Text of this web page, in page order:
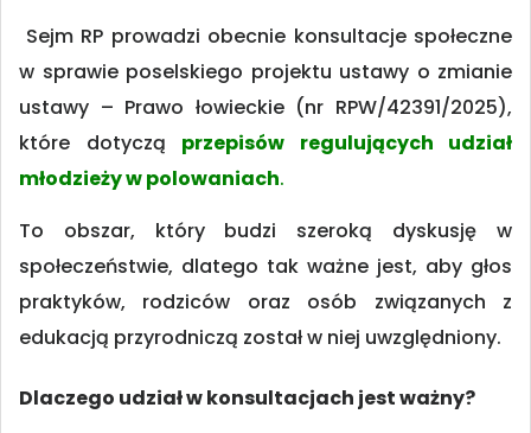
Sejm RP prowadzi obecnie konsultacje społeczne
w sprawie poselskiego projektu ustawy o zmianie
ustawy – Prawo łowieckie (nr RPW/42391/2025),
które dotyczą przepisów regulujących udział
młodzieży w polowaniach.
To obszar, który budzi szeroką dyskusję w
społeczeństwie, dlatego tak ważne jest, aby głos
praktyków, rodziców oraz osób związanych z
edukacją przyrodniczą został w niej uwzględniony.
Dlaczego udział w konsultacjach jest ważny?